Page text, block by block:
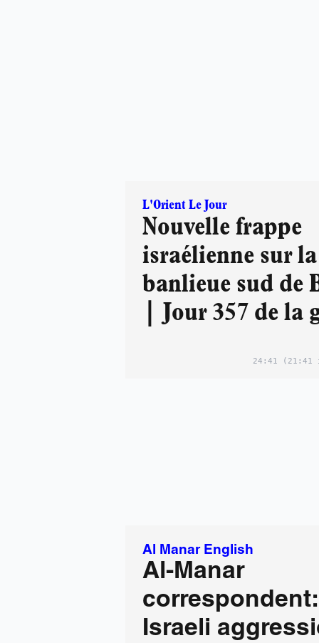
L'Orient Le Jour
Nouvelle frappe
israélienne sur la
banlieue sud de
| Jour 357 de la
24:41 (21:41
Al Manar English
Al-Manar
Israeli